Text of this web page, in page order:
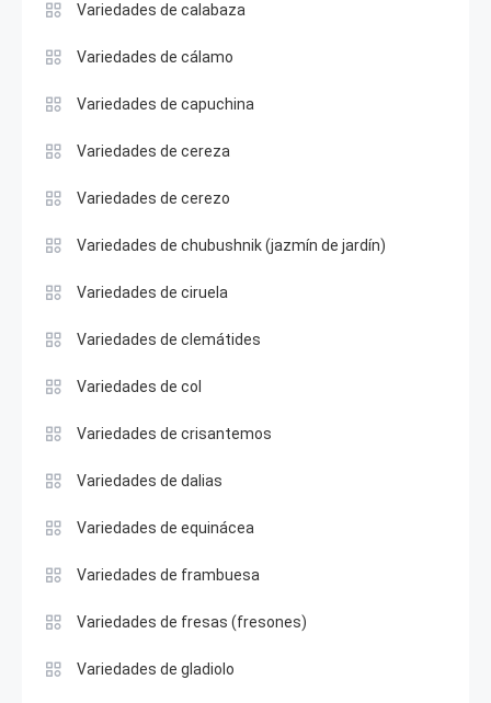
Variedades de calabaza
Variedades de cálamo
Variedades de capuchina
Variedades de cereza
Variedades de cerezo
Variedades de chubushnik (jazmín de jardín)
Variedades de ciruela
Variedades de clemátides
Variedades de col
Variedades de crisantemos
Variedades de dalias
Variedades de equinácea
Variedades de frambuesa
Variedades de fresas (fresones)
Variedades de gladiolo